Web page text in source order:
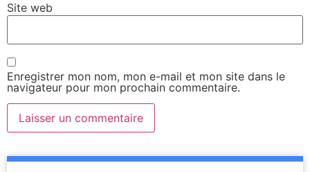
Site web
Enregistrer mon nom, mon e-mail et mon site dans le
navigateur pour mon prochain commentaire.